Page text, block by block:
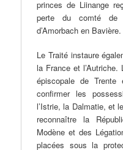
princes de Liinange
perte du comté de
d’Amorbach en Bavière.
Le Traité instaure
la France et l’Autriche.
épiscopale de
confirmer les
l’Istrie, la Dalmatie, et
reconnaître la
Modène et des
placées sous la